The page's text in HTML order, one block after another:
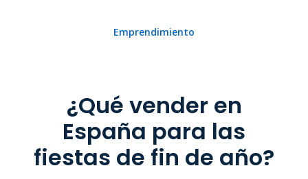
Emprendimiento
¿Qué vender en
España para las
fiestas de fin de año?